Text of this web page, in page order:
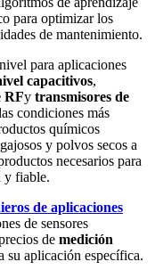
para optimizar los
de mantenimiento.
para aplicaciones
capacitivos,
RFy transmisores de
condiciones más
químicos
y polvos secos a
necesarios para
y fiable.
de aplicaciones
de sensores
de medición
su aplicación específica.